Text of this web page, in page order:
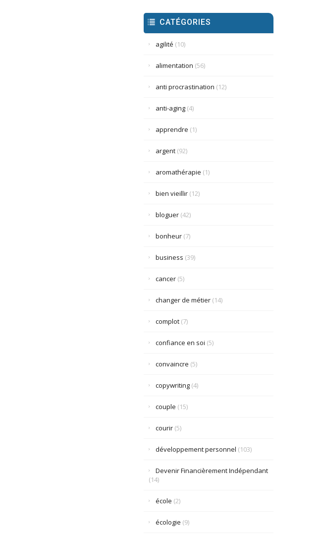
CATÉGORIES
agilité (10)
alimentation (56)
anti procrastination (12)
anti-aging(4)
apprendre (1)
argent(92)
aromathérapie (1)
bien vieillir(12)
bloguer(42)
bonheur(7)
business (39)
cancer(5)
changer de métier(14)
complot(7)
confiance en soi (5)
convaincre (5)
copywriting(4)
couple (15)
courir(5)
développement personnel (103)
Devenir Financièrement Indépendant
(14)
école (2)
écologie (9)